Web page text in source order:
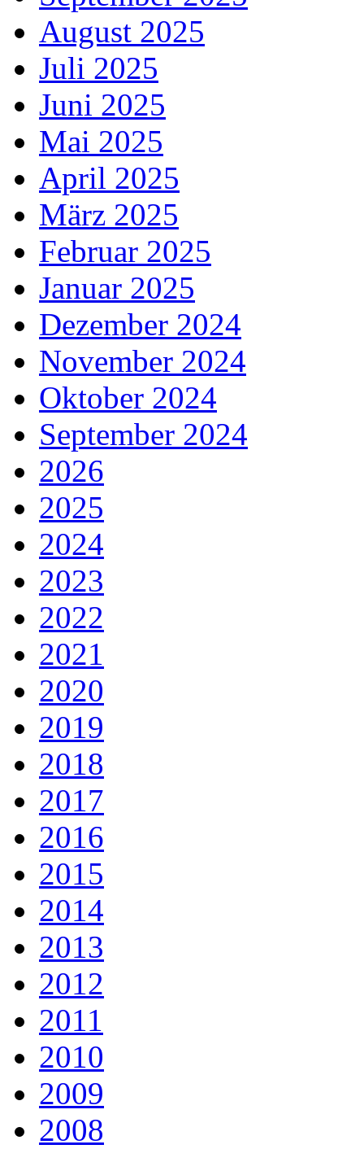
August 2025
Juli 2025
Juni 2025
Mai 2025
April 2025
März 2025
Februar 2025
Januar 2025
Dezember 2024
November 2024
Oktober 2024
September 2024
2026
2025
2024
2023
2022
2021
2020
2019
2018
2017
2016
2015
2014
2013
2012
2011
2010
2009
2008